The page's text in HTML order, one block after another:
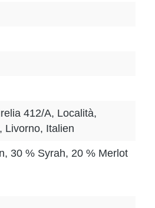
412/A, Località,
Livorno, Italien
30 % Syrah, 20 % Merlot